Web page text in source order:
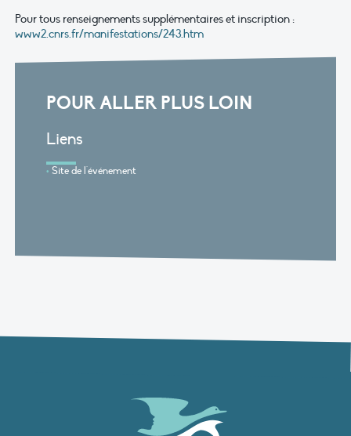
Pour tous renseignements supplémentaires et inscription :
www2.cnrs.fr/manifestations/243.htm
POUR ALLER PLUS LOIN
Liens
Site de l'événement